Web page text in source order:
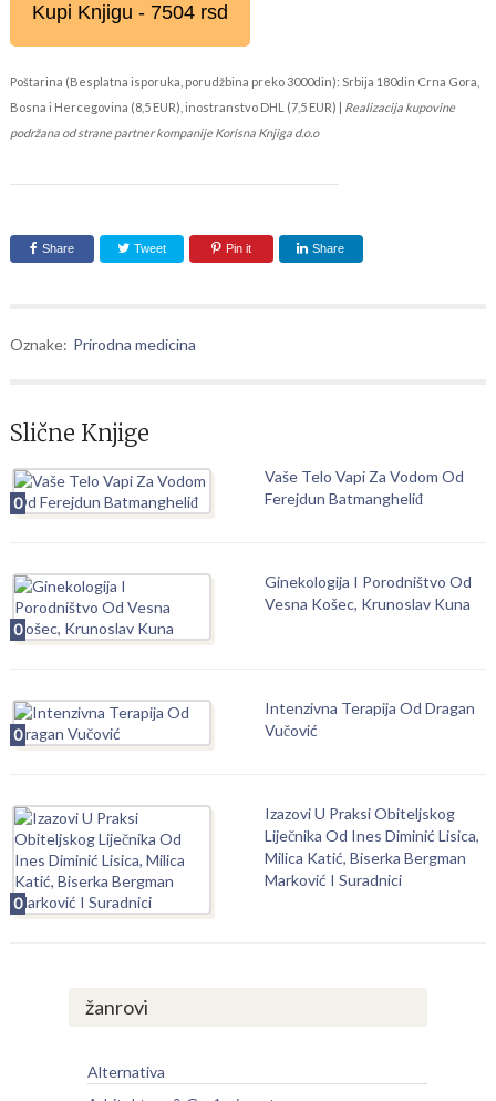
Kupi Knjigu - 7504 rsd
Poštarina (Besplatna isporuka, porudžbina preko 3000din): Srbija 180din Crna Gora,
Bosna i Hercegovina (8,5 EUR), inostranstvo DHL (7,5 EUR) | Realizacija kupovine
podržana od strane partner kompanije Korisna Knjiga d.o.o
Share Tweet Pin it Share
Oznake: Prirodna medicina
Slične Knjige
0
Vaše Telo Vapi Za Vodom Od
Ferejdun Batmangheliđ
0
Ginekologija I Porodništvo Od
Vesna Košec, Krunoslav Kuna
0
Intenzivna Terapija Od Dragan
Vučović
0
Izazovi U Praksi Obiteljskog
Liječnika Od Ines Diminić Lisica,
Milica Katić, Biserka Bergman
Marković I Suradnici
žanrovi
Alternativa